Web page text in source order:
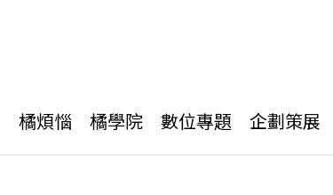
橘煩惱 橘學院 數位專題 企劃策展